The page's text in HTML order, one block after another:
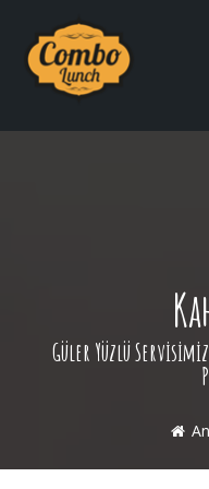
Güler Yüzlü